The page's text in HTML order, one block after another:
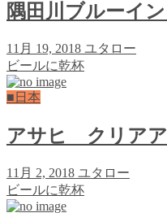
隅田川ブルーイ
11月 19, 2018 ユタロー
ビールに乾杯
■日本
アサヒ クリアア
11月 2, 2018 ユタロー
ビールに乾杯